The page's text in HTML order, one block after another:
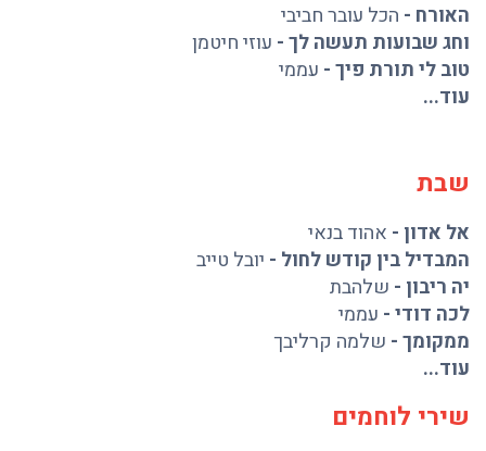
האורח - הכל עובר חביבי
וחג שבועות תעשה לך- עוזי חיטמן
טוב לי תורת פיך- עממי
עוד...
שבת
אל אדון - אהוד בנאי
המבדיל בין קודש לחול - יובל טייב
יה ריבון - שלהבת
לכה דודי- עממי
ממקומך- שלמה קרליבך
עוד...
שירי לוחמים